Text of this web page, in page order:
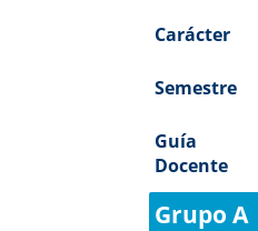
Carácter
Semestre
Guía
Docente
Grupo A